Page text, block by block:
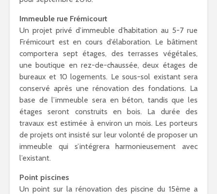
Immeuble rue Frémicourt
Un projet privé d’immeuble d’habitation au 5-7 rue
Frémicourt est en cours d’élaboration. Le bâtiment
comportera sept étages, des terrasses végétales,
une boutique en rez-de-chaussée, deux étages de
bureaux et 10 logements. Le sous-sol existant sera
conservé après une rénovation des fondations. La
base de l’immeuble sera en béton, tandis que les
étages seront construits en bois. La durée des
travaux est estimée à environ un mois. Les porteurs
de projets ont insisté sur leur volonté de proposer un
immeuble qui s’intégrera harmonieusement avec
l’existant.
Point piscines
Un point sur la rénovation des piscine du 15ème a